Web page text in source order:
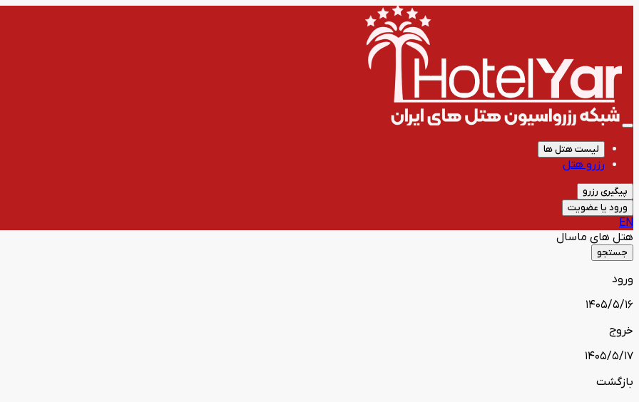
لیست هتل ها
رزرو هتل
پیگیری رزرو
ورود یا عضویت
EN
هتل های ماسال
جستجو
ورود
1405/5/16
خروج
1405/5/17
بازگشت